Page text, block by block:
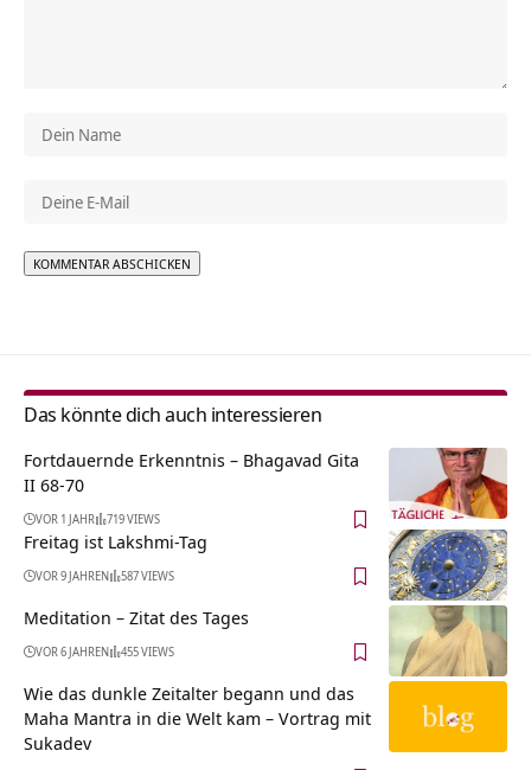
Das könnte dich auch interessieren
Fortdauernde Erkenntnis – Bhagavad Gita
II 68-70
VOR 1 JAHR 719 VIEWS
Freitag ist Lakshmi-Tag
VOR 9 JAHREN 587 VIEWS
Meditation – Zitat des Tages
VOR 6 JAHREN 455 VIEWS
Wie das dunkle Zeitalter begann und das
Maha Mantra in die Welt kam – Vortrag mit
Sukadev